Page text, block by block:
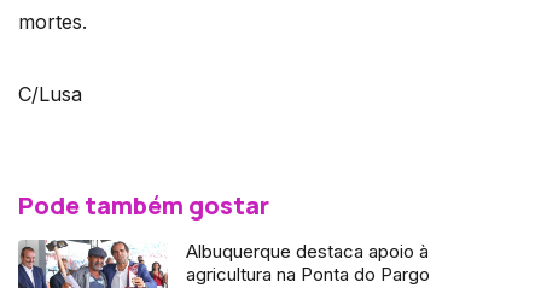
mortes.
C/Lusa
Pode também gostar
Albuquerque destaca apoio à
agricultura na Ponta do Pargo